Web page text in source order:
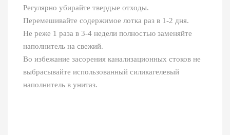
Регулярно убирайте твердые отходы.
Перемешивайте содержимое лотка раз в 1-2 дня.
Не реже 1 раза в 3-4 недели полностью заменяйте
наполнитель на свежий.
Во избежание засорения канализационных стоков не
выбрасывайте использованный силикагелевый
наполнитель в унитаз.